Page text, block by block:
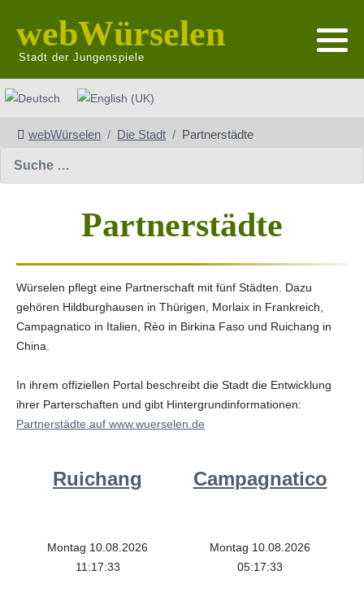
webWürselen
Stadt der Jungenspiele
Sprache auswählen
webWürselen Die Stadt Partnerstädte
Partnerstädte
Würselen pflegt eine Partnerschaft mit fünf Städten. Dazu
gehören Hildburghausen in Thürigen, Morlaix in Frankreich,
Campagnatico in Italien, Rèo in Birkina Faso und Ruichang in
China.
In ihrem offiziellen Portal beschreibt die Stadt die Entwicklung
ihrer Parterschaften und gibt Hintergrundinformationen:
Partnerstädte auf www.wuerselen.de
Ruichang
Montag 10.08.2026
11:17:33
Campagnatico
Montag 10.08.2026
05:17:33